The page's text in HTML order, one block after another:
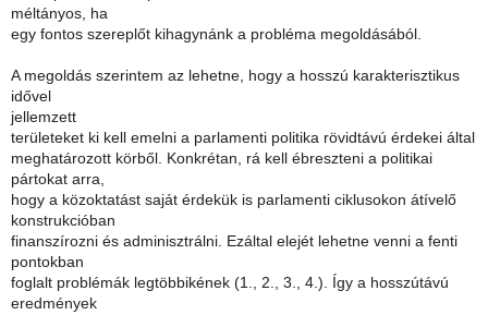
méltányos, ha
egy fontos szereplőt kihagynánk a probléma megoldásából.
A megoldás szerintem az lehetne, hogy a hosszú karakterisztikus
idővel
jellemzett
területeket ki kell emelni a parlamenti politika rövidtávú érdekei által
meghatározott körből. Konkrétan, rá kell ébreszteni a politikai
pártokat arra,
hogy a közoktatást saját érdekük is parlamenti ciklusokon átívelő
konstrukcióban
finanszírozni és adminisztrálni. Ezáltal elejét lehetne venni a fenti
pontokban
foglalt problémák legtöbbikének (1., 2., 3., 4.). Így a hosszútávú
eredmények